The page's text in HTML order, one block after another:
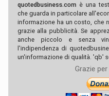
quotedbusiness.com è una
che guarda in particolare
informazione ha un costo, che
grazie alla pubblicità. Se
anche piccolo e senza
l'indipendenza di
un'informazione di qualità. 'qb'
Grazie